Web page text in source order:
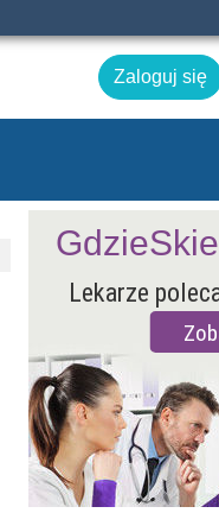
Zaloguj się
Lekarze